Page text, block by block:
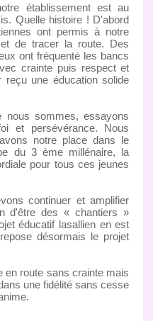
établissement est au
Quelle histoire ! D'abord
ont permis à notre
de tracer la route. Des
ont fréquenté les bancs
crainte puis respect et
une éducation solide
nous sommes, essayons
et persévérance. Nous
notre place dans le
du 3 ème millénaire, la
pour tous ces jeunes
continuer et amplifier
d'être des « chantiers »
éducatif lasallien en est
désormais le projet
en route sans crainte mais
une fidélité sans cesse